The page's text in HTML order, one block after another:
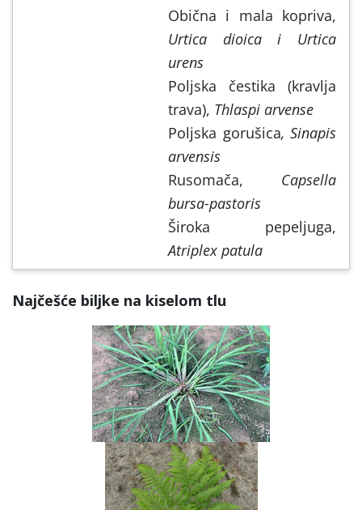
Obična i mala kopriva,
Urtica dioica i Urtica
urens
Poljska čestika (kravlja
trava), Thlaspi arvense
Poljska gorušica, Sinapis
arvensis
Rusomača, Capsella
bursa-pastoris
Široka pepeljuga,
Atriplex patula
Najčešće biljke na kiselom tlu